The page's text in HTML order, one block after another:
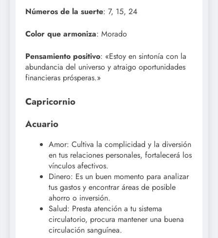
Números de la suerte: 7, 15, 24
Color que armoniza: Morado
Pensamiento positivo: «Estoy en sintonía con la
abundancia del universo y atraigo oportunidades
financieras prósperas.»
Capricornio
Acuario
Amor: Cultiva la complicidad y la diversión
en tus relaciones personales, fortalecerá los
vínculos afectivos.
Dinero: Es un buen momento para analizar
tus gastos y encontrar áreas de posible
ahorro o inversión.
Salud: Presta atención a tu sistema
circulatorio, procura mantener una buena
circulación sanguínea.